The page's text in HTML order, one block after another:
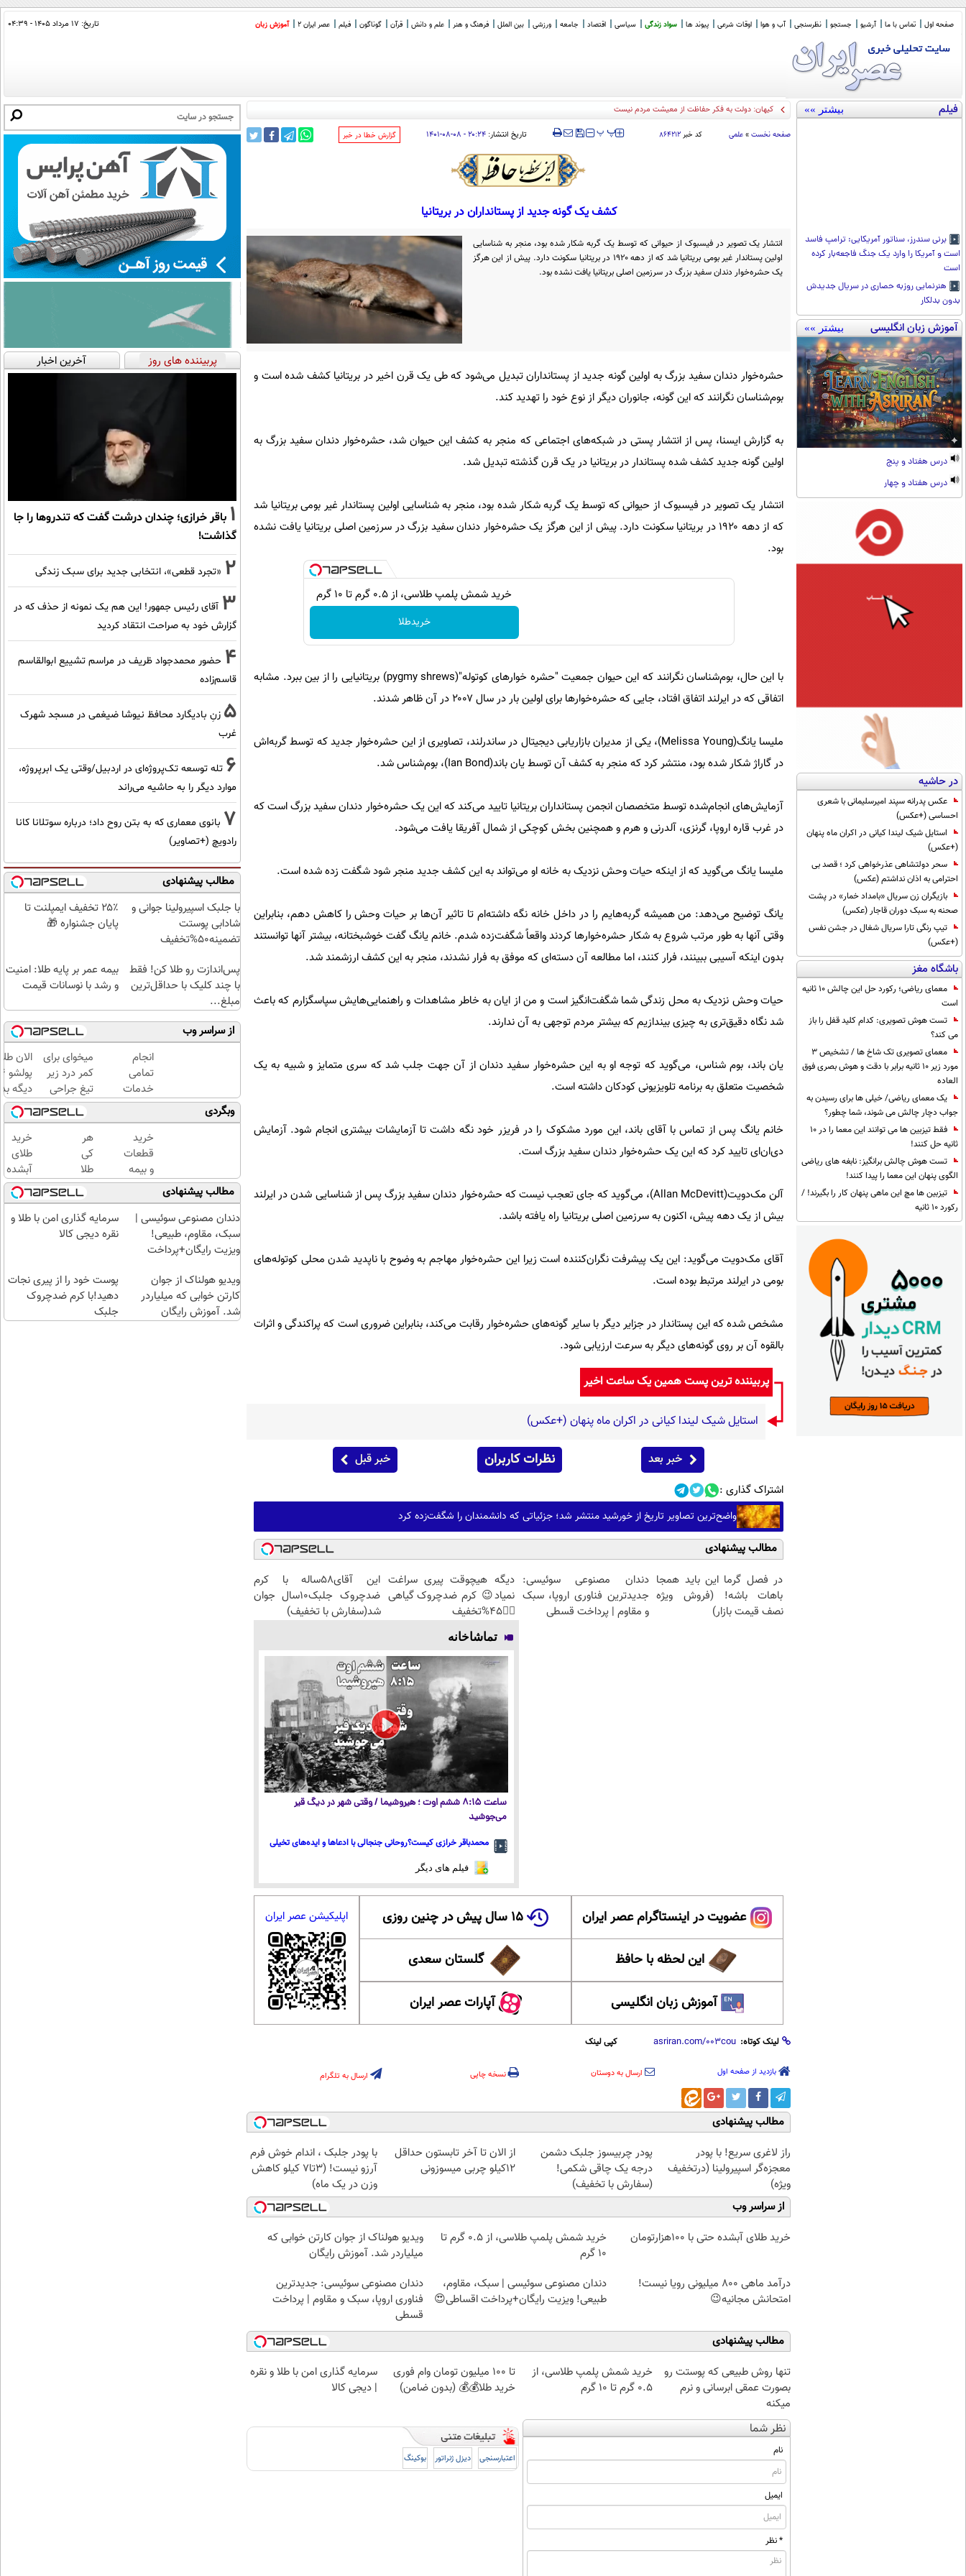
صفحه اول تماس با ما آرشیو جستجو نظرسنجی آب و هوا اوقات شرعی پیوند ها سواد زندگی سیاسی اقتصاد جامعه ورزشی بین الملل فرهنگ و هنر علم و دانش قرآن گوناگون فیلم عصر ایران 2 آموزش زبان تاریخ: ۱۷ مرداد ۱۴۰۵ - ۰۴:۳۹
فیلم بیشتر »»
برنی سندرز، سناتور آمریکایی: ترامپ فاسد
است و آمریکا را وارد یک جنگ فاجعه‌بار کرده
است
هنرنمایی روزبه حصاری در سریال جدیدش
بدون بدلکار
آموزش زبان انگلیسی بیشتر »»
درس هفتاد و پنج
درس هفتاد و چهار
در حاشیه
عکس پدرانه سپند امیرسلیمانی با شعری
احساسی (+عکس)
استایل شیک لیندا کیانی در اکران ماه پنهان
(+عکس)
سحر دولتشاهی عذرخواهی کرد ؛ قصد بی
احترامی به اذان نداشتم (عکس)
بازیگران زن سریال «بامداد خمار» در پشت
صحنه به سبک دوران قاجار (عکس)
تیپ رنگی تارا سریال شغال در جشن نفس
(+عکس)
باشگاه مغز
معمای ریاضی؛ رکورد حل این چالش 10 ثانیه
است
تست هوش تصویری: کدام کلید قفل را باز
می کند؟
معمای تصویری تک شاخ ها / تشخیص 3
مورد زیر 10 ثانیه برابر با دقت و هوش بصری فوق
العاده
یک معمای ریاضی/ خیلی ها برای رسیدن به
جواب دچار چالش می شوند، شما چطور؟
فقط تیزبین ها می توانند این معما را در 10
ثانیه حل کنند!
تست هوش چالش برانگیز: نابغه های ریاضی
الگوی پنهان این معما را پیدا کنند!
تیزبین ها مچ این ماهی پنهان کار را بگیرند! /
رکورد 10 ثانیه
چرا با «دعوت_
صفحه نخست » علمی کد خبر ۸۶۴۲۱۲ ‍‍‍ پ پ تاریخ انتشار: ۲۰:۲۴ - ۰۸-۰۸-۱۴۰۱ ‌گزارش خطا در خبر
کشف یک گونه جدید از پستانداران در بریتانیا
انتشار یک تصویر در فیسبوک از حیوانی که توسط یک گربه شکار شده بود، منجر به شناسایی
اولین پستاندار غیر بومی بریتانیا شد که از دهه ۱۹۲۰ در بریتانیا سکونت دارد. پیش از این هرگز
یک حشره‌خوار دندان سفید بزرگ در سرزمین اصلی بریتانیا یافت نشده بود.
حشره‌خوار دندان سفید بزرگ به اولین گونه جدید از پستانداران تبدیل می‌شود که طی یک قرن اخیر در بریتانیا کشف شده است و
بوم‌شناسان نگرانند که این گونه، جانوران دیگر از نوع خود را تهدید کند.
به گزارش ایسنا، پس از انتشار پستی در شبکه‌های اجتماعی که منجر به کشف این حیوان شد، حشره‌خوار دندان سفید بزرگ به
اولین گونه جدید کشف شده پستاندار در بریتانیا در یک قرن گذشته تبدیل شد.
انتشار یک تصویر در فیسبوک از حیوانی که توسط یک گربه شکار شده بود، منجر به شناسایی اولین پستاندار غیر بومی بریتانیا شد
که از دهه ۱۹۲۰ در بریتانیا سکونت دارد. پیش از این هرگز یک حشره‌خوار دندان سفید بزرگ در سرزمین اصلی بریتانیا یافت نشده
بود.
خرید شمش پلمپ طلاسی، از ۰.۵ گرم تا ۱۰ گرم
خریدطلا
با این حال، بوم‌شناسان نگرانند که این حیوان جمعیت "حشره خوارهای کوتوله‌"(pygmy shrews) بریتانیایی را از بین ببرد. مشابه
اتفاقی که در ایرلند اتفاق افتاد، جایی که حشره‌خوارها برای اولین بار در سال ۲۰۰۷ در آن ظاهر شدند.
ملیسا یانگ(Melissa Young)، یکی از مدیران بازاریابی دیجیتال در ساندرلند، تصاویری از این حشره‌خوار جدید که توسط گربه‌اش
در گاراژ شکار شده بود، منتشر کرد که منجر به کشف آن توسط یان باند(Ian Bond)، بوم‌شناس شد.
آزمایش‌های انجام‌شده توسط متخصصان انجمن پستانداران بریتانیا تایید می‌کند که این یک حشره‌خوار دندان‌ سفید بزرگ‌ است که
در غرب قاره اروپا، گرنزی، آلدرنی و هرم و همچنین بخش کوچکی از شمال آفریقا یافت می‌شود.
ملیسا یانگ می‌گوید که از اینکه حیات وحش نزدیک به خانه او می‌تواند به این کشف جدید منجر شود شگفت زده شده است.
یانگ توضیح می‌دهد: من همیشه گربه‌هایم را در داخل خانه نگه داشته‌ام تا تاثیر آن‌ها بر حیات وحش را کاهش دهم، بنابراین
وقتی آنها به طور مرتب شروع به شکار حشره‌خوارها کردند واقعاً شگفت‌زده شدم. خانم یانگ گفت خوشبختانه، بیشتر آنها توانستند
بدون اینکه آسیبی ببینند، فرار کنند، اما مطالعه آن دسته‌ای که موفق به فرار نشدند، منجر به این کشف ارزشمند شد.
حیات وحش نزدیک به محل زندگی شما شگفت‌انگیز است و من از ایان به خاطر مشاهدات و راهنمایی‌هایش سپاسگزارم که باعث
شد نگاه دقیق‌تری به چیزی بیندازیم که بیشتر مردم توجهی به آن ندارند.
یان باند، بوم شناس، می‌گوید که توجه او به این حشره‌خوار سفید دندان از آن جهت جلب شد که سری متمایز و شبیه به یک
شخصیت متعلق به برنامه تلویزیونی کودکان داشته است.
خانم یانگ پس از تماس با آقای باند، این مورد مشکوک را در فریزر خود نگه داشت تا آزمایشات بیشتری انجام شود. آزمایش
دی‌ان‌ای تایید کرد که این یک حشره‌خوار دندان سفید بزرگ است.
آلن مک‌دویت(Allan McDevitt)، می‌گوید که جای تعجب نیست که حشره‌خوار دندان سفید بزرگ‌ پس از شناسایی شدن در ایرلند
بیش از یک دهه پیش، اکنون به سرزمین اصلی بریتانیا راه یافته باشد.
آقای مک‌دویت می‌گوید: این یک پیشرفت نگران‌کننده است زیرا این حشره‌خوار مهاجم به وضوح با ناپدید شدن محلی کوتوله‌های
بومی در ایرلند مرتبط بوده است.
مشخص شده که این پستاندار در جزایر دیگر با سایر گونه‌های حشره‌خوار رقابت می‌کند، بنابراین ضروری است که پراکندگی و اثرات
بالقوه آن بر روی گونه‌های دیگر به سرعت ارزیابی شود.
پربیننده ترین پست همین یک ساعت اخیر
استایل شیک لیندا کیانی در اکران ماه پنهان (+عکس)
خبر بعد نظرات کاربران خبر قبل
اشتراک گذاری :
واضح‌ترین تصاویر تاریخ از خورشید منتشر شد؛ جزئیاتی که دانشمندان را شگفت‌زده کرد
مطالب پیشنهادی
در فصل گرما این باید همجا
باهات باشه! (فروش ویژه
نصف قیمت بازار)
دندان مصنوعی سوئیسی:
جدیدترین فناوری اروپا، سبک
و مقاوم | پرداخت قسطی
دیگه هیچوقت پیری سراغت
نمیاد😉 کرم ضدچروک گیاهی
👈🏻45%تخفیف
این آقای58ساله با کرم
ضدچروک جلبک10سال جوان
شد(سفارش با تخفیف)
تماشاخانه
ساعت ۸:۱۵ ششم اوت ؛ هیروشیما / وقتی شهر در دیگ قیر
می‌جوشید
محمدباقر خرازی کیست؟روحانی جنجالی با ادعاها و ایده‌های تخیلی
فیلم های دیگر
عضویت در اینستاگرام عصر ایران ۱۵ سال پیش در چنین روزی
این لحظه با حافظ گلستان سعدی
آموزش زبان انگلیسی آپارات عصر ایران
اپلیکیشن عصر ایران
لینک کوتاه: کپی لینک
بازدید از صفحه اول ارسال به دوستان نسخه چاپی ارسال به تلگرام
مطالب پیشنهادی
راز لاغری سریع! با پودر
معجزه‌گر اسپیرولینا (درتخفیف
ویژه)
پودر چربیسوز جلبک دشمن
درجه یک چاقی شکمی!
(سفارش با تخفیف)
از الان تا آخر تابستون حداقل
12کیلو چربی میسوزونی
با پودر جلبک ، اندام خوش فرم
آرزو نیست! (3تا7 کیلو کاهش
وزن در یک ماه)
از سراسر وب
خرید طلای آبشده حتی با ۱۰۰هزارتومان
خرید شمش پلمپ طلاسی، از ۰.۵ گرم تا
۱۰ گرم
ویدیو هولناک از جوان کارتن خوابی که
میلیاردر شد. آموزش رایگان
درآمد ماهی 800 میلیونی رویا نیست!
امتحانش مجانیه😉
دندان مصنوعی سوئیسی | سبک، مقاوم،
طبیعی! ویزیت رایگان+پرداخت اقساطی😍
دندان مصنوعی سوئیسی: جدیدترین
فناوری اروپا، سبک و مقاوم | پرداخت
قسطی
مطالب پیشنهادی
تنها روش طبیعی که پوستت رو
بصورت عمقی ابرسانی و نرم
میکنه
خرید شمش پلمپ طلاسی، از
۰.۵ گرم تا ۱۰ گرم
تا 100 میلیون تومان وام فوری
خرید طلا💰💰 (بدون ضامن)
سرمایه گذاری امن با طلا و نقره
| دیجی کالا
نظر شما
نام
ایمیل
* نظر
اعتبارسنجی دیزل ژنراتور بوکینگ
پربیننده های روز آخرین اخبار
1 باقر خرازی؛ چندان درشت گفت که تندروها را جا
گذاشت!
2 «تجرد قطعی»، انتخابی جدید برای سبک زندگی
3 آقای رئیس جمهور! این هم یک نمونه از حذف که در
گزارش خود به صراحت انتقاد کردید
4 حضور محمدجواد ظریف در مراسم تشییع ابوالقاسم
قاسم‌زاده
5 زنِ بادیگارد محافظ نیوشا ضیغمی در مسجد شهرک
غرب
6 تله توسعه تک‌پروژه‌ای در اردبیل/وقتی یک ابرپروژه،
موارد دیگر را به حاشیه می‌راند
7 بانوی معماری که به بتن روح داد؛ درباره سوتلانا کانا
رادویچ (+تصاویر)
مطالب پیشنهادی
با جلبک اسپیرولینا جوانی و
شادابی پوستت
تضمینه50%تخفیف
۲۵٪ تخفیف ایمپلنت تا
پایان جشنواره 🎁
پس‌اندازت رو طلا کن! فقط
با چند کلیک با حداقل‌ترین
مبلغ...
بیمه عمر بر پایه طلا: امنیت
و رشد با نوسانات قیمت
از سراسر وب
انجام
تمامی
خدمات
خودرویی
در محل
با یدک
دات کام
میخوای برای
کمر درد زیر
تیغ جراحی
بری؟!
◗پرسش‌نامه
رو پر کن◖
الان
دیگه
طلا با
بی‌بهره
وبگردی
خرید
قطعات
و بیمه
ماشین
با یدک
دات
کام؛
سریع
شو
هر
کی
طلا
داره،
غم
نداره!
😊💎
چند
کلیک)
خرید
طلای
آبشده
حتی با
۱۰۰هزارتومان
مطالب پیشنهادی
دندان مصنوعی سوئیسی |
سبک، مقاوم، طبیعی!
ویزیت رایگان+پرداخت
سرمایه گذاری امن با طلا و
نقره دیجی کالا
ویدیو هولناک از جوان
کارتن خوابی که میلیاردر
شد. آموزش رایگان
پوست خود را از پیری نجات
دهید!با کرم ضدچروک
جلبک